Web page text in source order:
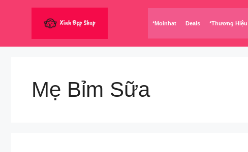
*Moinhat Deals *Thương Hiệu
Mẹ Bỉm Sữa